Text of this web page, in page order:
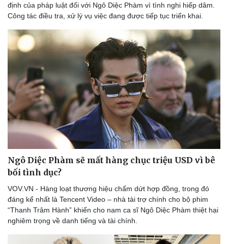
định của pháp luật đối với Ngô Diệc Phàm vì tình nghi hiếp dâm.
Công tác điều tra, xử lý vụ việc đang được tiếp tục triển khai.
Ngô Diệc Phàm sẽ mất hàng chục triệu USD vì bê
bối tình dục?
VOV.VN - Hàng loạt thương hiệu chấm dứt hợp đồng, trong đó
đáng kể nhất là Tencent Video – nhà tài trợ chính cho bộ phim
“Thanh Trâm Hành” khiến cho nam ca sĩ Ngô Diệc Phàm thiệt hại
nghiêm trọng về danh tiếng và tài chính.